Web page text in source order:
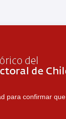
para confirmar que